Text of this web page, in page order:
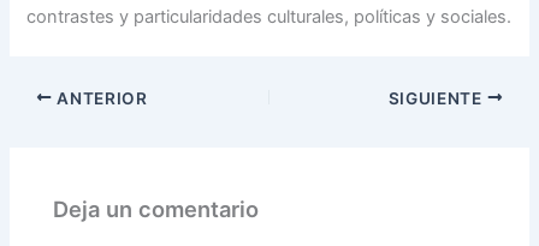
contrastes y particularidades culturales, políticas y sociales.
ANTERIOR SIGUIENTE
Deja un comentario